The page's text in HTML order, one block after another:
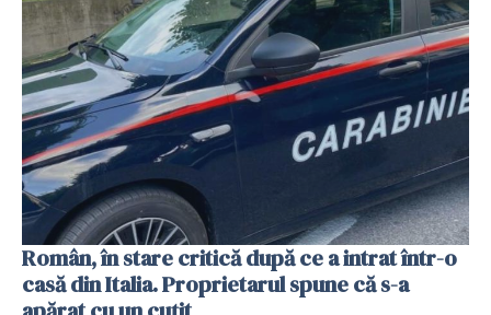
Român, în stare critică după ce a intrat într-o
casă din Italia. Proprietarul spune că s-a